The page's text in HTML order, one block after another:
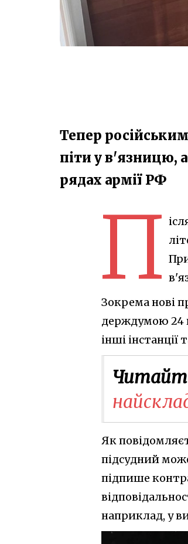
Тепер
піти у в'язницю,
рядах армії РФ
П
Зокрема нові
держдумою 24
інші інстанції
Як
підсудний
підпише
наприклад, у